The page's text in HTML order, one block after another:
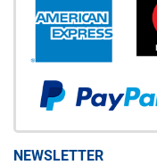
NEWSLETTER